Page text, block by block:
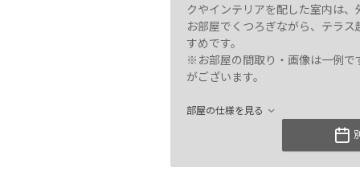
クやインテリアを配した室内は
お部屋でくつろぎながら、テラ
すめです。
※お部屋の間取り・画像は一例で
がございます。
部屋の仕様を見る